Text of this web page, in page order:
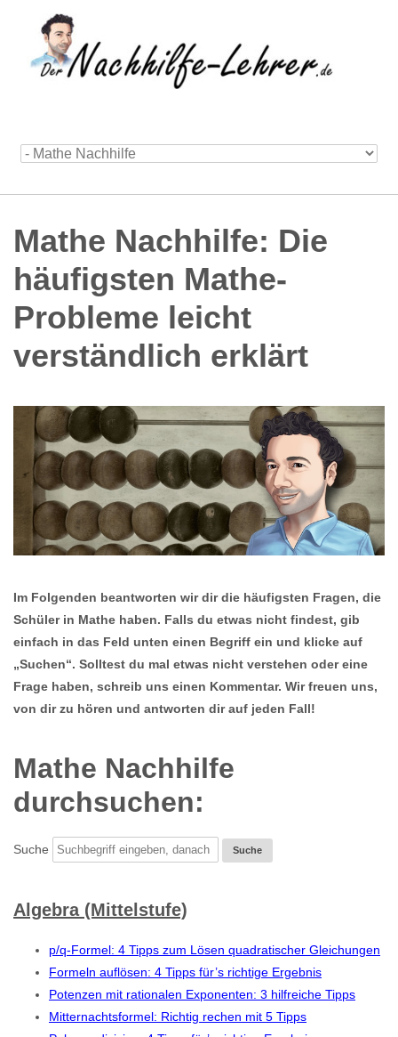
Mathe Nachhilfe: Die
häufigsten Mathe-
Probleme leicht
verständlich erklärt
Im Folgenden beantworten wir dir die häufigsten Fragen, die
Schüler in Mathe haben. Falls du etwas nicht findest, gib
einfach in das Feld unten einen Begriff ein und klicke auf
„Suchen“. Solltest du mal etwas nicht verstehen oder eine
Frage haben, schreib uns einen Kommentar. Wir freuen uns,
von dir zu hören und antworten dir auf jeden Fall!
Mathe Nachhilfe
durchsuchen:
Suche
Algebra (Mittelstufe)
p/q-Formel: 4 Tipps zum Lösen quadratischer Gleichungen
Formeln auflösen: 4 Tipps für’s richtige Ergebnis
Potenzen mit rationalen Exponenten: 3 hilfreiche Tipps
Mitternachtsformel: Richtig rechen mit 5 Tipps